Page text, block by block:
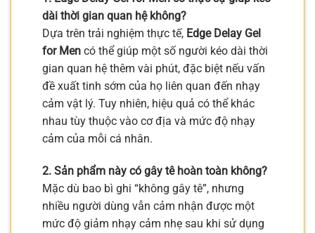
dài thời gian quan hệ không?
Dựa trên trải nghiệm thực tế, Edge Delay Gel
for Men có thể giúp một số người kéo dài thời
gian quan hệ thêm vài phút, đặc biệt nếu vấn
đề xuất tinh sớm của họ liên quan đến nhạy
cảm vật lý. Tuy nhiên, hiệu quả có thể khác
nhau tùy thuộc vào cơ địa và mức độ nhạy
cảm của mỗi cá nhân.
2. Sản phẩm này có gây tê hoàn toàn không?
Mặc dù bao bì ghi “không gây tê”, nhưng
nhiều người dùng vẫn cảm nhận được một
mức độ giảm nhạy cảm nhẹ sau khi sử dụng